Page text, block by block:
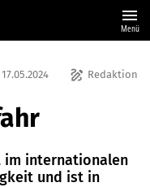
menu
Menü
draw Redaktion
17.05.2024
im internationalen
und ist in